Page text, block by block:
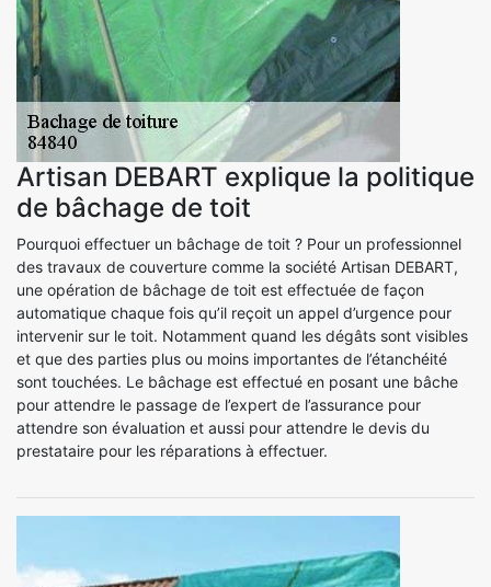
Artisan DEBART explique la politique
de bâchage de toit
Pourquoi effectuer un bâchage de toit ? Pour un professionnel
des travaux de couverture comme la société Artisan DEBART,
une opération de bâchage de toit est effectuée de façon
automatique chaque fois qu’il reçoit un appel d’urgence pour
intervenir sur le toit. Notamment quand les dégâts sont visibles
et que des parties plus ou moins importantes de l’étanchéité
sont touchées. Le bâchage est effectué en posant une bâche
pour attendre le passage de l’expert de l’assurance pour
attendre son évaluation et aussi pour attendre le devis du
prestataire pour les réparations à effectuer.